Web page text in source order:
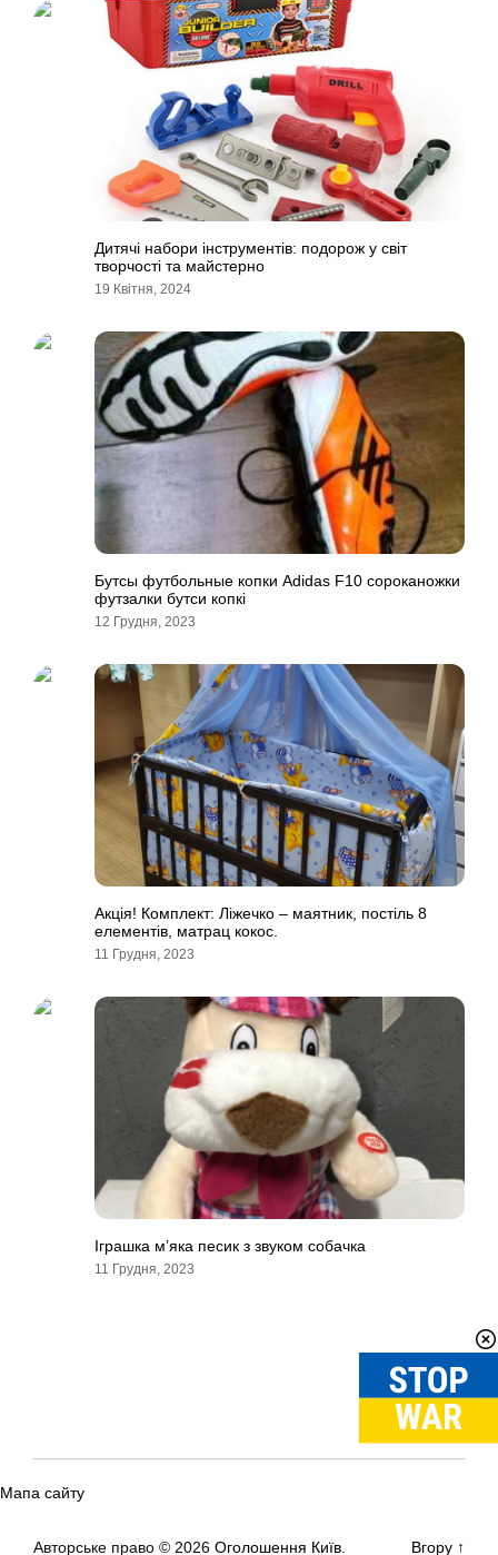
Дитячі набори інструментів: подорож у світ
творчості та майстерно
19 Квітня, 2024
Бутсы футбольные копки Adidas F10 сороканожки
футзалки бутси копкi
12 Грудня, 2023
Акція! Комплект: Ліжечко – маятник, постіль 8
елементів, матрац кокос.
11 Грудня, 2023
Іграшка м’яка песик з звуком собачка
11 Грудня, 2023
Мапа сайту
Авторське право © 2026 Оголошення Київ. Вгору ↑